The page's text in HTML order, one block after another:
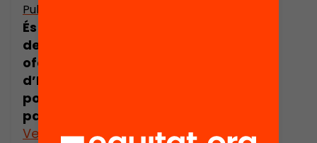
Publicació
És possible una
defensa no
ofensiva
d’Espanya? Es
pot defensar un
país pacifista?
Veure’n més